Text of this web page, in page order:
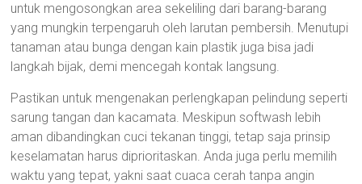
untuk mengosongkan area sekeliling dari barang-barang
yang mungkin terpengaruh oleh larutan pembersih. Menutupi
tanaman atau bunga dengan kain plastik juga bisa jadi
langkah bijak, demi mencegah kontak langsung.
Pastikan untuk mengenakan perlengkapan pelindung seperti
sarung tangan dan kacamata. Meskipun softwash lebih
aman dibandingkan cuci tekanan tinggi, tetap saja prinsip
keselamatan harus diprioritaskan. Anda juga perlu memilih
waktu yang tepat, yakni saat cuaca cerah tanpa angin